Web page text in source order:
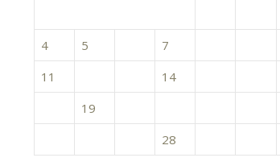
4
5 7
11
14
19
28